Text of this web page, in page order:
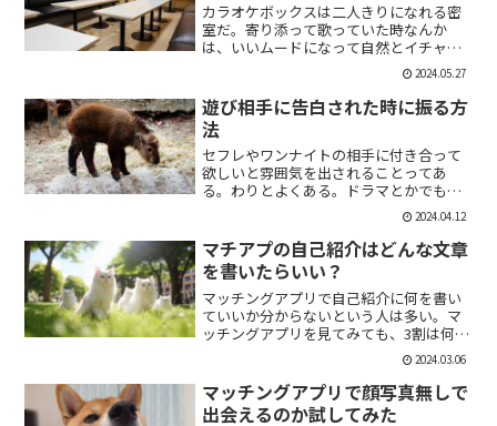
カラオケボックスは二人きりになれる密
室だ。寄り添って歌っていた時なんか
は、いいムードになって自然とイチャイ
チャしはじめてしまうこともある。俺も
よく出会い系で知り合った人とカラオケ
にいったりする。相手もその気だったり
するから、なんかいいムード...
2024.05.27
遊び相手に告白された時に振る方
法
セフレやワンナイトの相手に付き合って
欲しいと雰囲気を出されることってあ
る。わりとよくある。ドラマとかでも、
「1回やっただけで恋人面するな。」みた
いなのがあるけど、現実でもよくある。
そんな時に、相手を気付つけずいかに波
風立てずに振るか。遊び人...
2024.04.12
マチアプの自己紹介はどんな文章
を書いたらいい？
マッチングアプリで自己紹介に何を書い
ていいか分からないという人は多い。マ
ッチングアプリを見てみても、3割は何も
書いていない人がいる。なかには、何を
書いていいか分かりませんー。とだけ書
いている人も。なので、今回の記事はマ
チアプのプロフィールの...
2024.03.06
マッチングアプリで顔写真無しで
出会えるのか試してみた